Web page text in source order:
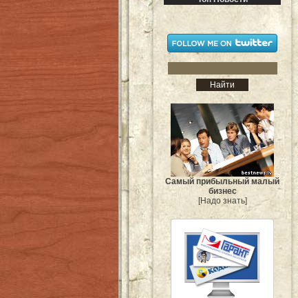
Самый прибыльный малый
бизнес
[Надо знать]